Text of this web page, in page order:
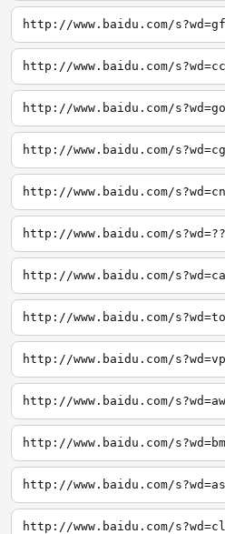
http://www.baidu.com/
http://www.baidu.com/
http://www.baidu.com/
http://www.baidu.com/
http://www.baidu.com/
http://www.baidu.com/
http://www.baidu.com/
http://www.baidu.com/
http://www.baidu.com/
http://www.baidu.com/
http://www.baidu.com/
http://www.baidu.com/
http://www.baidu.com/